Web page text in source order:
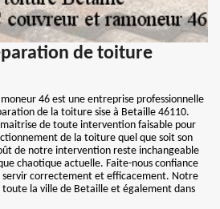
de toiture
46 est une entreprise professionnelle
de la toiture sise à Betaille 46110.
de toute intervention faisable pour
de la toiture quel que soit son
de notre intervention reste inchangeable
chaotique actuelle. Faite-nous confiance
servir correctement et efficacement. Notre
toute la ville de Betaille et également dans